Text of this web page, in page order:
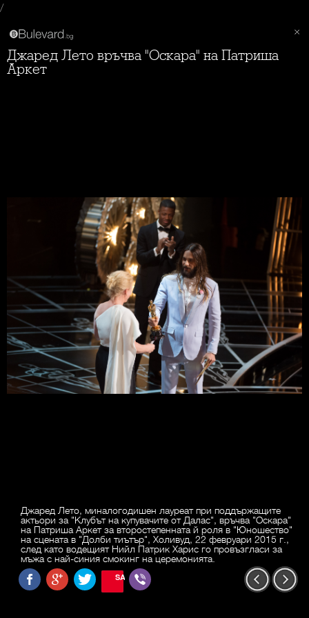
/
Джаред Лето връчва "Оскара" на Патриша
Аркет
Джаред Лето, миналогодишен лауреат при поддържащите
актьори за "Клубът на купувачите от Далас", връчва "Оскара"
на Патриша Аркет за второстепенната й роля в "Юношество"
на сцената в "Долби тиътър", Холивуд, 22 февруари 2015 г.,
след като водещият Нийл Патрик Харис го провъзгласи за
мъжа с най-синия смокинг на церемонията.
SAVE